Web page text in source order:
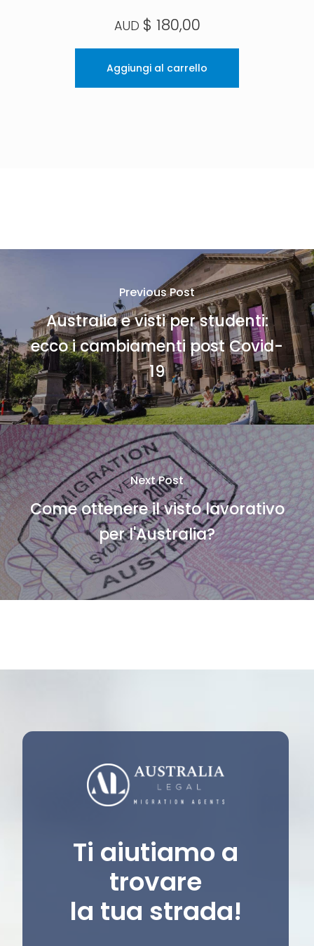
$ 180,00
Aggiungi al carrello
Previous Post
Australia e visti per studenti:
ecco i cambiamenti post Covid-
19
Next Post
Come ottenere il visto lavorativo
per l'Australia?
Ti aiutiamo a
trovare
la tua strada!